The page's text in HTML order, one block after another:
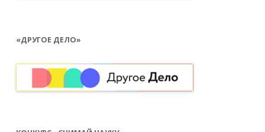
«ДРУГОЕ ДЕЛО»